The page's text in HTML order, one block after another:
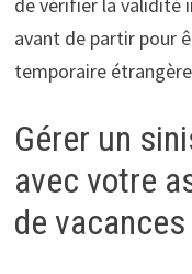
de vérifier la validité
avant de partir pour
temporaire
Gérer un
avec votre
de